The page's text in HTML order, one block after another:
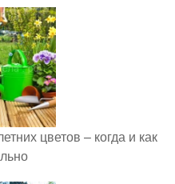
цветов – когда и как